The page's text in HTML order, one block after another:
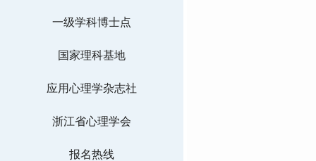
一级学科博士点
国家理科基地
应用心理学杂志社
浙江省心理学会
报名热线